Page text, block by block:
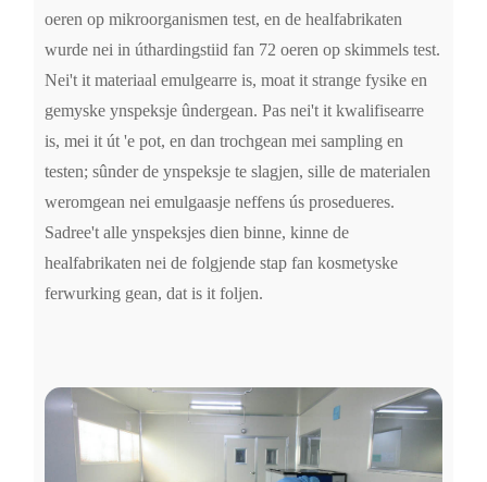
oeren op mikroorganismen test, en de healfabrikaten
wurde nei in úthardingstiid fan 72 oeren op skimmels test.
Nei't it materiaal emulgearre is, moat it strange fysike en
gemyske ynspeksje ûndergean. Pas nei't it kwalifisearre
is, mei it út 'e pot, en dan trochgean mei sampling en
testen; sûnder de ynspeksje te slagjen, sille de materialen
weromgean nei emulgaasje neffens ús prosedueres.
Sadree't alle ynspeksjes dien binne, kinne de
healfabrikaten nei de folgjende stap fan kosmetyske
ferwurking gean, dat is it foljen.